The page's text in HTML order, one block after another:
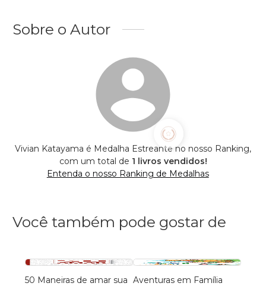
Sobre o Autor
Vivian Katayama é Medalha Estreante no nosso Ranking,
com um total de 1 livros vendidos!
Entenda o nosso Ranking de Medalhas
Você também pode gostar de
50 Maneiras de amar sua Aventuras em Família